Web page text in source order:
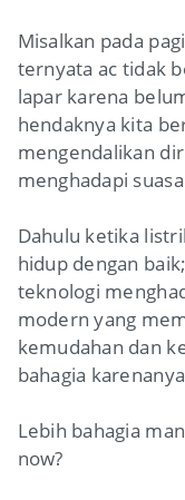
Misalkan pada
ternyata ac tidak
lapar karena
hendaknya kita
mengendalikan
menghadapi
Dahulu ketika
hidup dengan
teknologi
modern yang
kemudahan dan
bahagia
Lebih bahagia
now?